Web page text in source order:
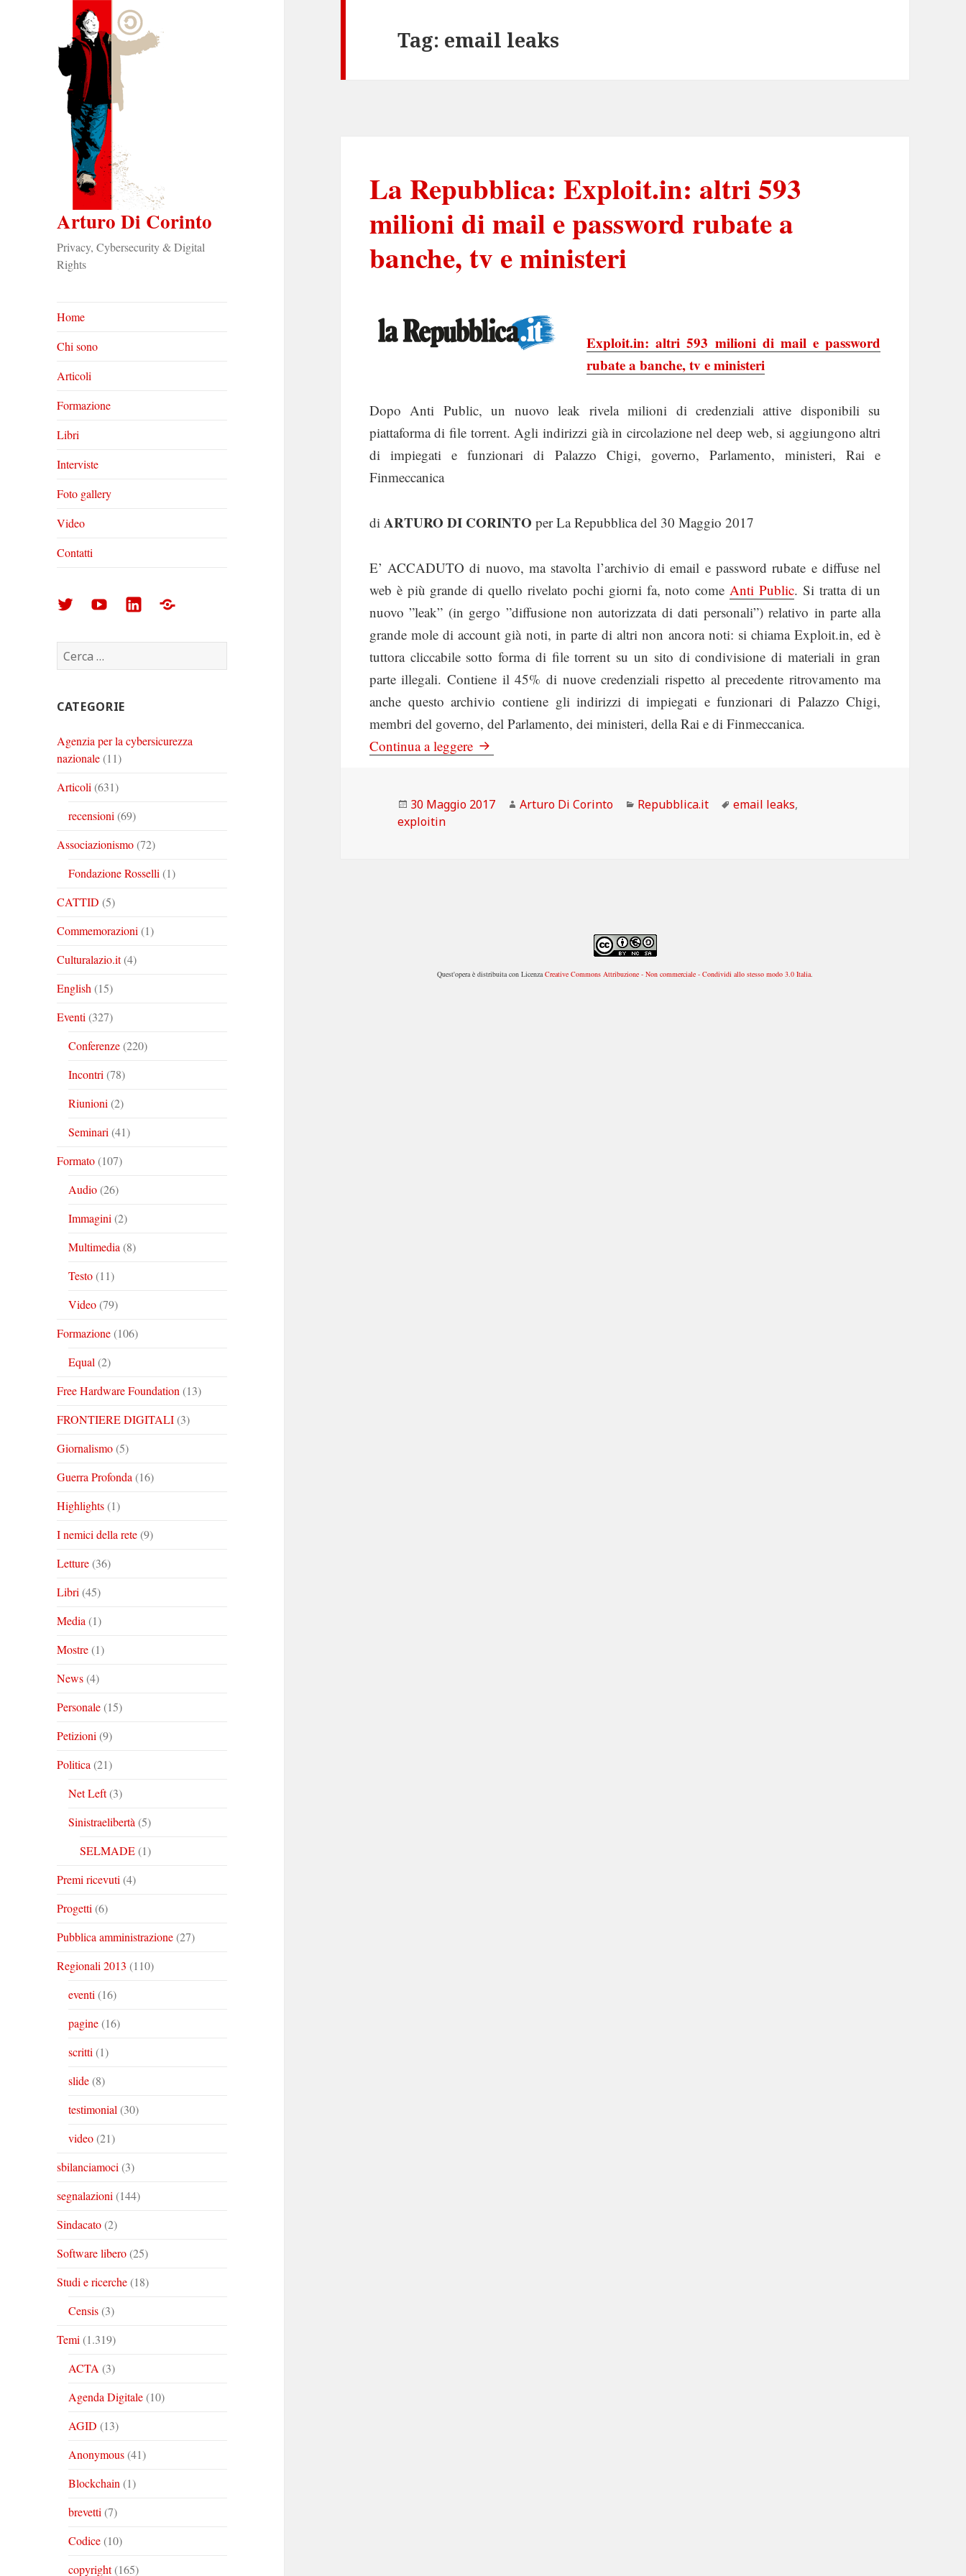
Arturo Di Corinto
Privacy, Cybersecurity & Digital
Rights
Home
Chi sono
Articoli
Formazione
Libri
Interviste
Foto gallery
Video
Contatti
Arturo
Corinto
su
Arturo
Corinto
su
Arturo
su
Foto
Ricerca
per:
CATEGORIE
Agenzia per la cybersicurezza
nazionale(11)
Articoli (631)
recensioni (69)
Associazionismo(72)
Fondazione Rosselli (1)
CATTID (5)
Commemorazioni (1)
Culturalazio.it(4)
English (15)
Eventi (327)
Conferenze(220)
Incontri (78)
Riunioni (2)
Seminari (41)
Formato(107)
Audio(26)
Immagini (2)
Multimedia (8)
Testo(11)
Video(79)
Formazione(106)
Equal (2)
Free Hardware Foundation (13)
FRONTIERE DIGITALI(3)
Giornalismo(5)
Guerra Profonda (16)
Highlights(1)
I nemici della rete(9)
Letture(36)
Libri (45)
Media (1)
Mostre(1)
News(4)
Personale(15)
Petizioni (9)
Politica (21)
Net Left(3)
Sinistraelibertà (5)
SELMADE(1)
Premi ricevuti (4)
Progetti (6)
Pubblica amministrazione(27)
Regionali 2013 (110)
eventi (16)
pagine(16)
scritti (1)
slide(8)
testimonial (30)
video(21)
sbilanciamoci (3)
segnalazioni (144)
Sindacato(2)
Software libero(25)
Studi e ricerche(18)
Censis(3)
Temi (1.319)
ACTA (3)
Agenda Digitale(10)
AGID (13)
Anonymous(41)
Blockchain (1)
brevetti (7)
Codice(10)
copyright(165)
Tag: email leaks
La Repubblica: Exploit.in: altri 593
milioni di mail e password rubate a
banche, tv e ministeri
Exploit.in: altri 593 milioni di mail e password
rubate a banche, tv e ministeri
Dopo Anti Public, un nuovo leak rivela milioni di credenziali attive disponibili su
piattaforma di file torrent. Agli indirizzi già in circolazione nel deep web, si aggiungono altri
di impiegati e funzionari di Palazzo Chigi, governo, Parlamento, ministeri, Rai e
Finmeccanica
di ARTURO DI CORINTO per La Repubblica del 30 Maggio 2017
E’ ACCADUTO di nuovo, ma stavolta l’archivio di email e password rubate e diffuse nel
web è più grande di quello rivelato pochi giorni fa, noto comeAnti Public. Si tratta di un
nuovo ”leak” (in gergo ”diffusione non autorizzata di dati personali”) relativo in parte alla
grande mole di account già noti, in parte di altri non ancora noti: si chiama Exploit.in, ed è
tuttora cliccabile sotto forma di file torrent su un sito di condivisione di materiali in gran
parte illegali. Contiene il 45% di nuove credenziali rispetto al precedente ritrovamento ma
anche questo archivio contiene gli indirizzi di impiegati e funzionari di Palazzo Chigi,
membri del governo, del Parlamento, dei ministeri, della Rai e di Finmeccanica.
Continua a leggere La Repubblica: Exploit.in: altri 593 milioni di mail e password rubate a banche, tv e
Scritto
il
30 Maggio 2017 Autore
Arturo Di Corinto Categorie
Repubblica.it Tag
email leaks,
exploitin
Quest'opera è distribuita con LicenzaCreative Commons Attribuzione - Non commerciale - Condividi allo stesso modo 3.0 Italia.